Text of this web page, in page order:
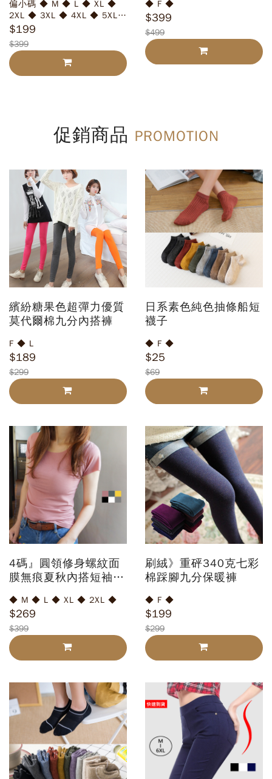
偏小碼 ◆ M ◆ L ◆ XL ◆
2XL ◆ 3XL ◆ 4XL ◆ 5XL
◆ 6XL
$199
$399
◆ F ◆
$399
$499
促銷商品 PROMOTION
繽紛糖果色超彈力優質
莫代爾棉九分內搭褲
F ◆ L
$189
$299
日系素色純色抽條船短
襪子
◆ F ◆
$25
$69
4碼』圓領修身螺紋面
膜無痕夏秋內搭短袖T
◆ M ◆ L ◆ XL ◆ 2XL ◆
$269
$399
刷絨》重砰340克七彩
棉踩腳九分保暖褲
◆ F ◆
$199
$299